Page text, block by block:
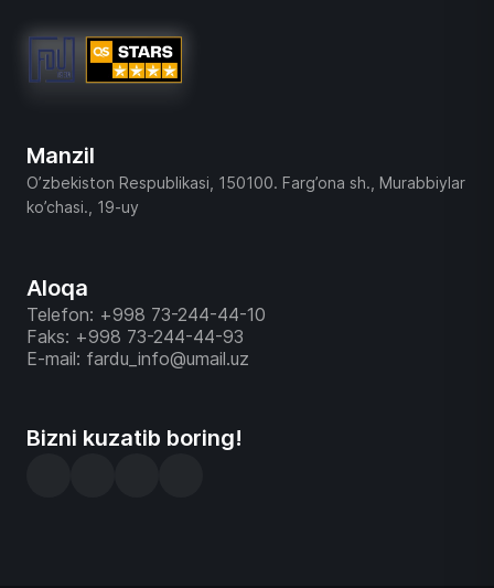
Manzil
O’zbekiston Respublikasi, 150100. Farg’ona sh., Murabbiylar
ko’chasi., 19-uy
Aloqa
Telefon: +998 73-244-44-10
Faks: +998 73-244-44-93
E-mail: fardu_info@umail.uz
Bizni kuzatib boring!